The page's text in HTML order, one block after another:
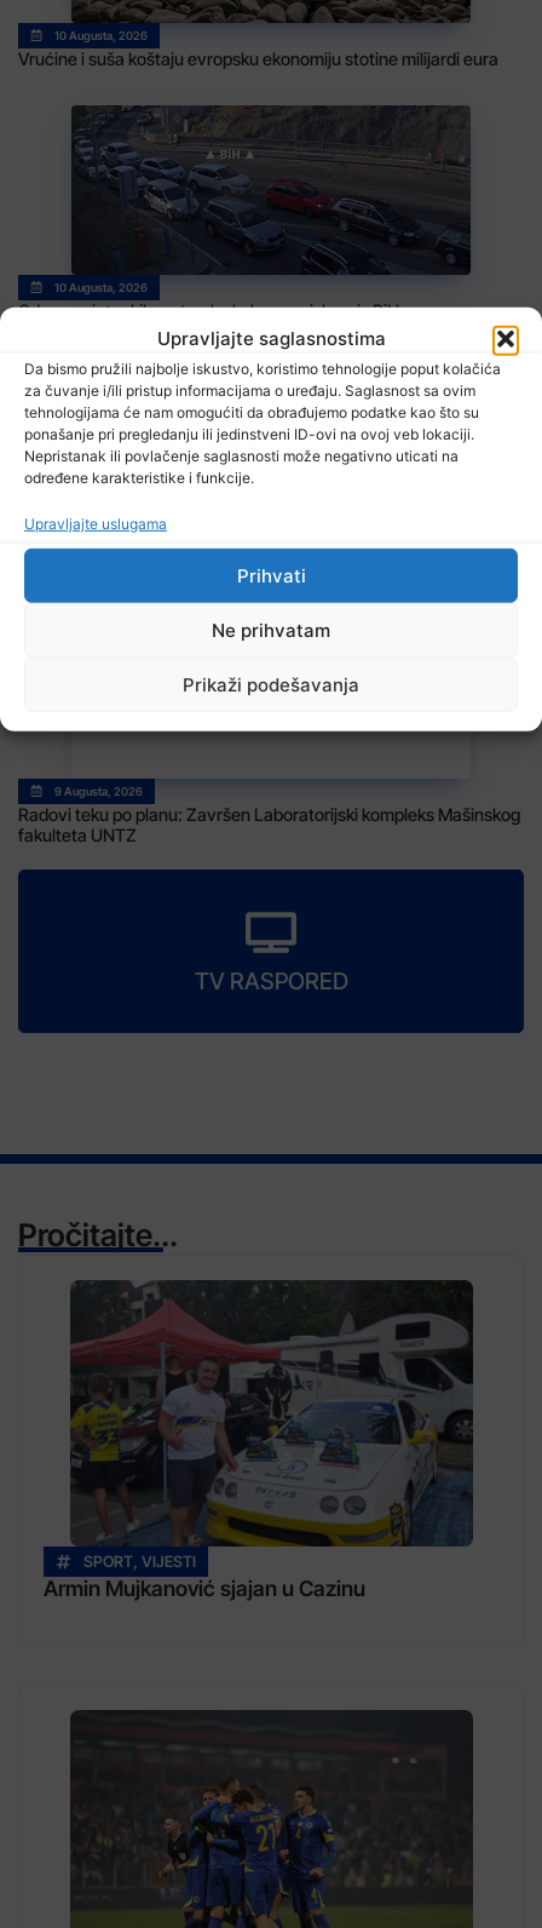
Upravljajte saglasnostima
Da bismo pružili najbolje iskustvo, koristimo tehnologije poput kolačića
za čuvanje i/ili pristup informacijama o uređaju. Saglasnost sa ovim
tehnologijama će nam omogućiti da obrađujemo podatke kao što su
ponašanje pri pregledanju ili jedinstveni ID-ovi na ovoj veb lokaciji.
Nepristanak ili povlačenje saglasnosti može negativno uticati na
određene karakteristike i funkcije.
Upravljajte uslugama
Prihvati
Ne prihvatam
Prikaži podešavanja
10 Augusta, 2026
Vrućine i suša koštaju evropsku ekonomiju stotine milijardi eura
10 Augusta, 2026
Od ranog jutra kilometarske kolone na izlazu iz BiH
9 Augusta, 2026
Radovi teku po planu: Završen Laboratorijski kompleks Mašinskog
fakulteta UNTZ
TV RASPORED
Pročitajte...
SPORT VIJESTI
Armin Mujkanović sjajan u Cazinu